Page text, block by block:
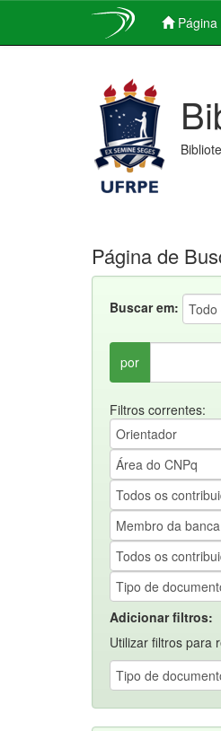
Página
Página de
Buscar em:
por
Filtros correntes:
Adicionar filtros:
Utilizar filtros para